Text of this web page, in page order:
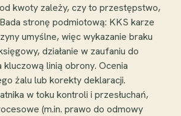
kwoty zależy, czy to przestępstwo,
stronę podmiotową: KKS karze
umyślne, więc wykazanie braku
działanie w zaufaniu do
linią obrony. Ocenia
żalu lub korekty deklaracji.
w toku kontroli i przesłuchań,
(m.in. prawo do odmowy